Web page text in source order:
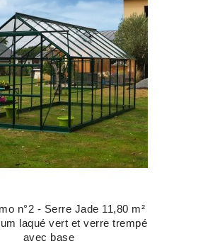
n°2 - Serre Jade 11,80 m²
laqué vert et verre trempé
avec base